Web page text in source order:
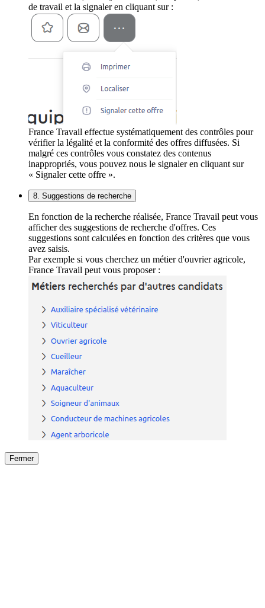
de travail et la signaler en cliquant sur :
France Travail effectue systématiquement des contrôles pour
vérifier la légalité et la conformité des offres diffusées. Si
malgré ces contrôles vous constatez des contenus
inappropriés, vous pouvez nous le signaler en cliquant sur
« Signaler cette offre ».
8. Suggestions de recherche
En fonction de la recherche réalisée, France Travail peut vous
afficher des suggestions de recherche d'offres. Ces
suggestions sont calculées en fonction des critères que vous
avez saisis.
Par exemple si vous cherchez un métier d'ouvrier agricole,
France Travail peut vous proposer :
Fermer